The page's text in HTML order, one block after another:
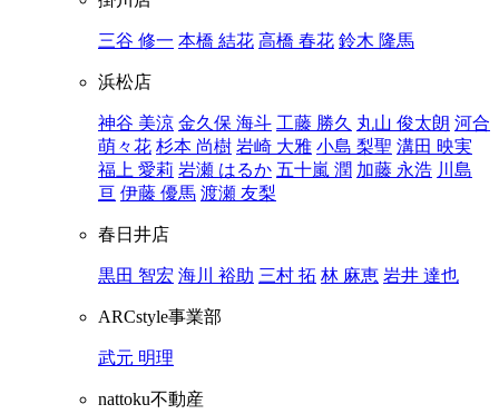
三谷 修一 本橋 結花 高橋 春花 鈴木 隆馬
浜松店
神谷 美涼 金久保 海斗 工藤 勝久 丸山 俊太朗 河合
萌々花 杉本 尚樹 岩崎 大雅 小島 梨聖 溝田 映実
福上 愛莉 岩瀬 はるか 五十嵐 潤 加藤 永浩 川島
亘 伊藤 優馬 渡瀬 友梨
春日井店
黒田 智宏 海川 裕助 三村 拓 林 麻恵 岩井 達也
ARCstyle事業部
武元 明理
nattoku不動産